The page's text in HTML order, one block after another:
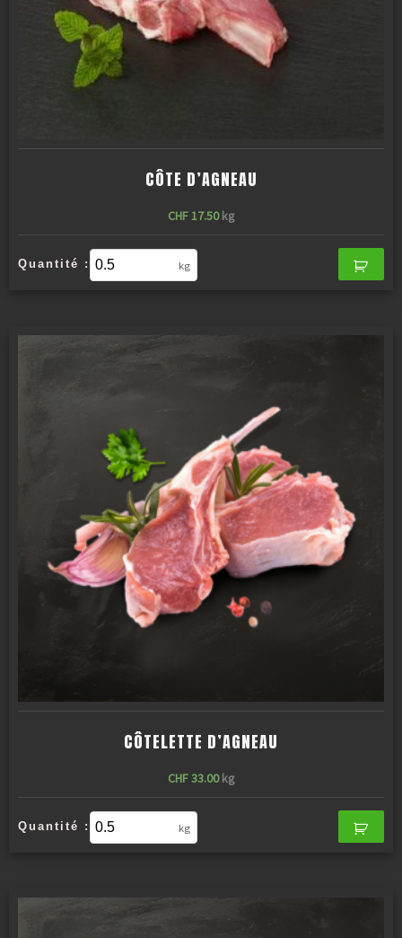
CÔTE D’AGNEAU
CHF17.50 kg
Quantité : kg
CÔTELETTE D’AGNEAU
CHF33.00 kg
Quantité : kg